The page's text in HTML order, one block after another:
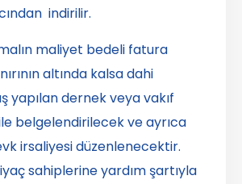
indirilir.
maliyet bedeli fatura
altında kalsa dahi
yapılan dernek veya vakıf
belgelendirilecek ve ayrıca
irsaliyesi düzenlenecektir.
sahiplerine yardım şartıyla